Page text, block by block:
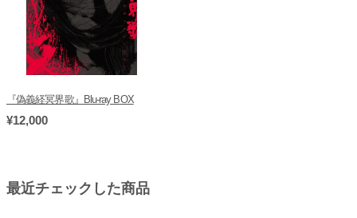
『偽義経冥界歌』Blu-ray BOX
¥12,000
最近チェックした商品